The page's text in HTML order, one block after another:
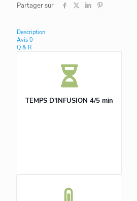
Partager sur
Description
Avis 0
Q & R
TEMPS D'INFUSION 4/5 min